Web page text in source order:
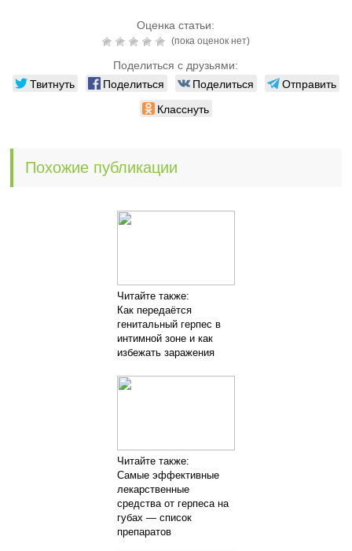
Оценка статьи:
(пока оценок нет)
Поделиться с друзьями:
Твитнуть Поделиться Поделиться
Отправить
Класснуть
Похожие публикации
Читайте также:
Как передаётся
генитальный герпес в
интимной зоне и как
избежать заражения
Читайте также:
Самые эффективные
лекарственные
средства от герпеса на
губах — список
препаратов